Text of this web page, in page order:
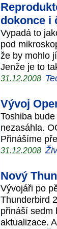
dokonce i
Vypadá to
pod
že by mohlo
Jenže je to
31.12.2008
Vývoj
Toshiba
nezasáhla.
Přinášíme
31.12.2008
Nový
Vývojáři po
Thunderbird
přináší sedm
aktualizace.